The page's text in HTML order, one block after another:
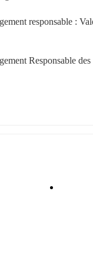
responsable :
Responsable